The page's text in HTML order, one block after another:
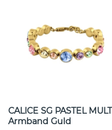
CALICE SG PASTEL MULTI
Armband Guld